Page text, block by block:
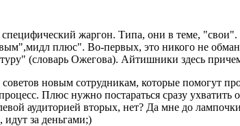
жаргон. Типа, они в теме,
плюс". Во-первых, это никого не
(словарь Ожегова). Айтишники здесь
новым сотрудникам, которые помогут
Плюс нужно постараться сразу
аудиторией вторых, нет? Да мне до
идут за деньгами;)